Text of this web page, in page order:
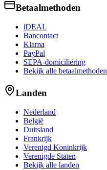
Betaalmethoden
iDEAL
Bancontact
Klarna
PayPal
SEPA-domiciliëring
Bekijk alle betaalmethoden
Landen
Nederland
België
Duitsland
Frankrijk
Verenigd Koninkrijk
Verenigde Staten
Bekijk alle landen